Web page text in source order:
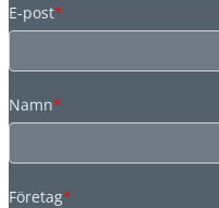
E-post*
Namn*
Företag*